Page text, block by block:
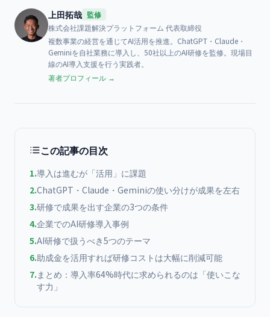
上田拓哉 監修
株式会社課題解決プラットフォーム 代表取締役
複数事業の経営を通じてAI活用を推進。ChatGPT・Claude・
Geminiを自社業務に導入し、50社以上のAI研修を監修。現場目
線のAI導入支援を行う実践者。
著者プロフィール →
この記事の目次
1.導入は進むが「活用」に課題
2.ChatGPT・Claude・Geminiの使い分けが成果を左右
3.研修で成果を出す企業の3つの条件
4.企業でのAI研修導入事例
5.AI研修で扱うべき5つのテーマ
6.助成金を活用すれば研修コストは大幅に削減可能
7.まとめ：導入率64%時代に求められるのは「使いこな
す力」